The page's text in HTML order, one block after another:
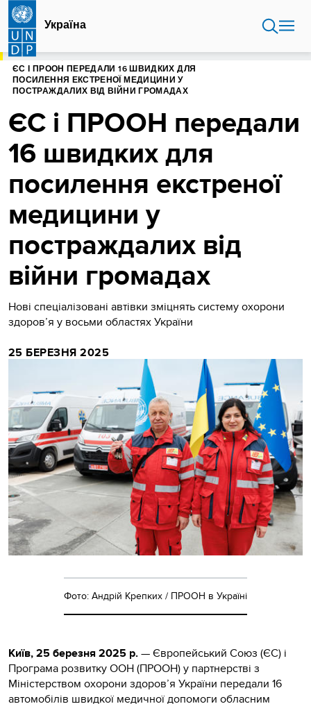
Перейти
основного
вмісту
Україна
ГОЛОВНА
ЄС І ПРООН ПЕРЕДАЛИ 16 ШВИДКИХ ДЛЯ
ПОСИЛЕННЯ ЕКСТРЕНОЇ МЕДИЦИНИ У
ПОСТРАЖДАЛИХ ВІД ВІЙНИ ГРОМАДАХ
ЄС і ПРООН передали
16 швидких для
посилення екстреної
медицини у
постраждалих від
війни громадах
Нові спеціалізовані автівки зміцнять систему охорони
здоров’я у восьми областях України
25 БЕРЕЗНЯ 2025
Фото: Андрій Крепких / ПРООН в Україні
Київ, 25 березня 2025 р.— Європейський Союз (ЄС) і
Програма розвитку ООН (ПРООН) у партнерстві з
Міністерством охорони здоров’я України передали 16
автомобілів швидкої медичної допомоги обласним